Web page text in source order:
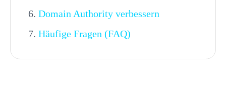
Domain Authority verbessern
Häufige Fragen (FAQ)